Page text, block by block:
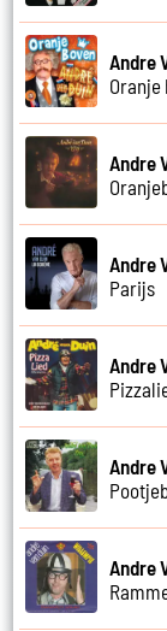
Andre
Oranje
Andre
Andre
Parijs
Andre
Andre
Andre